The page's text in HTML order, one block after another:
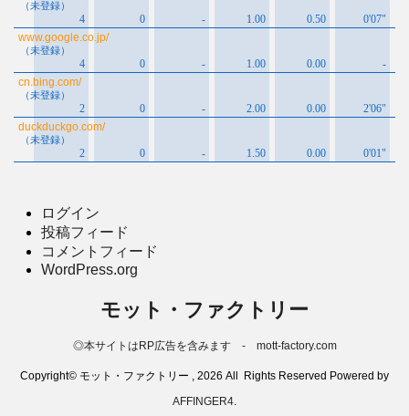
ログイン
投稿フィード
コメントフィード
WordPress.org
モット・ファクトリー
◎本サイトはRP広告を含みます - mott-factory.com
Copyright© モット・ファクトリー , 2026 All Rights Reserved Powered by
AFFINGER4.